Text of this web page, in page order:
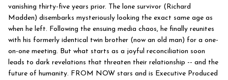
vanishing thirty-five years prior. The lone survivor (Richard
Madden) disembarks mysteriously​ looking the exact same age as
when he left​. Following the ensuing media chaos, he finally reunites
with his formerly identical twin brother (now an old man) for a one-
on-one meeting. But what starts as a joyful reconciliation soon
leads to dark revelations that threaten their relationship -- and the
future of humanity. FROM NOW stars and is Executive Produced